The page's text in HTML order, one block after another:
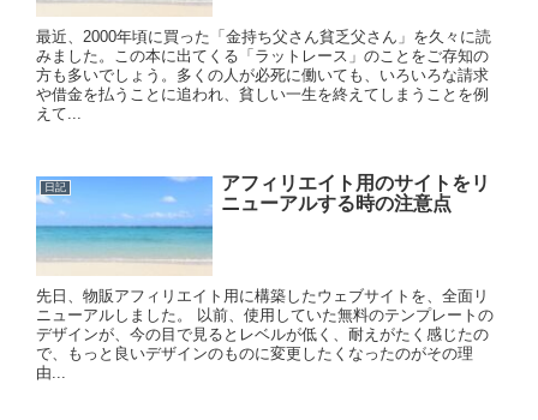
最近、2000年頃に買った「金持ち父さん貧乏父さん」を久々に読
みました。この本に出てくる「ラットレース」のことをご存知の
方も多いでしょう。多くの人が必死に働いても、いろいろな請求
や借金を払うことに追われ、貧しい一生を終えてしまうことを例
えて...
日記
アフィリエイト用のサイトをリ
ニューアルする時の注意点
先日、物販アフィリエイト用に構築したウェブサイトを、全面リ
ニューアルしました。 以前、使用していた無料のテンプレートの
デザインが、今の目で見るとレベルが低く、耐えがたく感じたの
で、もっと良いデザインのものに変更したくなったのがその理
由...